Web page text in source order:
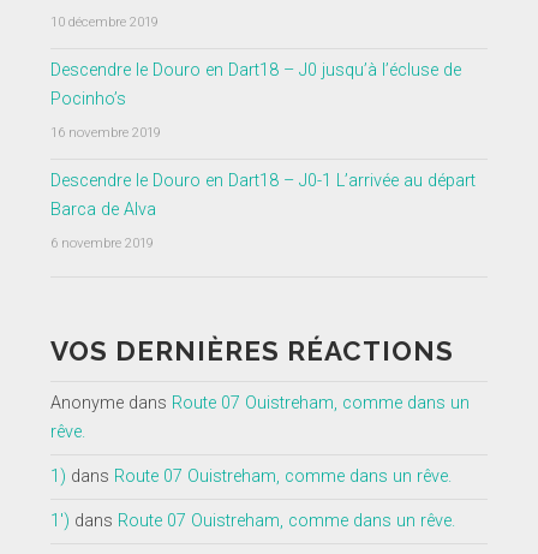
10 décembre 2019
Descendre le Douro en Dart18 – J0 jusqu’à l’écluse de
Pocinho’s
16 novembre 2019
Descendre le Douro en Dart18 – J0-1 L’arrivée au départ
Barca de Alva
6 novembre 2019
VOS DERNIÈRES RÉACTIONS
Anonymedans Route 07 Ouistreham, comme dans un
rêve.
1) dans Route 07 Ouistreham, comme dans un rêve.
1') dans Route 07 Ouistreham, comme dans un rêve.